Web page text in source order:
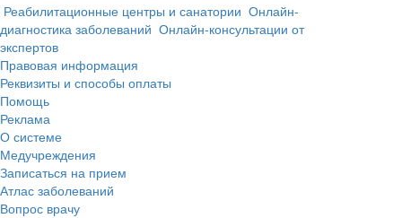
Реабилитационные центры и санатории Онлайн-
диагностика заболеваний Онлайн-консультации от
экспертов
Правовая информация
Реквизиты и способы оплаты
Помощь
Реклама
О системе
Медучреждения
Записаться на прием
Атлас заболеваний
Вопрос врачу